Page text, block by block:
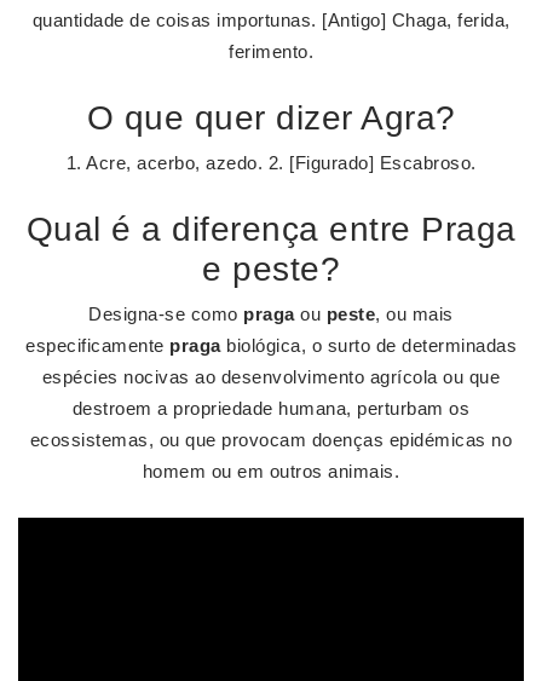
quantidade de coisas importunas. [Antigo] Chaga, ferida,
ferimento.
O que quer dizer Agra?
1. Acre, acerbo, azedo. 2. [Figurado] Escabroso.
Qual é a diferença entre Praga
e peste?
Designa-se como pragaou peste, ou mais
especificamente pragabiológica, o surto de determinadas
espécies nocivas ao desenvolvimento agrícola ou que
destroem a propriedade humana, perturbam os
ecossistemas, ou que provocam doenças epidémicas no
homem ou em outros animais.